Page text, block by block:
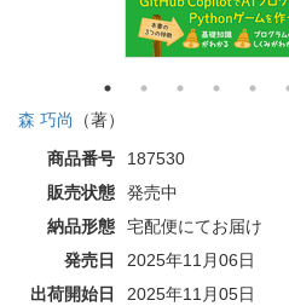
森 巧尚
（著）
商品番号
187530
販売状態
発売中
納品形態
宅配便にてお届け
発売日
2025年11月06日
出荷開始日
2025年11月05日